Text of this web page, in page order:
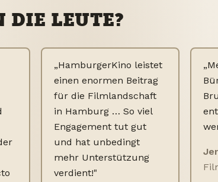
DIE LEUTE?
„HamburgerKino leistet
einen enormen Beitrag
für die Filmlandschaft
in Hamburg … So viel
Engagement tut gut
und hat unbedingt
mehr Unterstützung
verdient!"